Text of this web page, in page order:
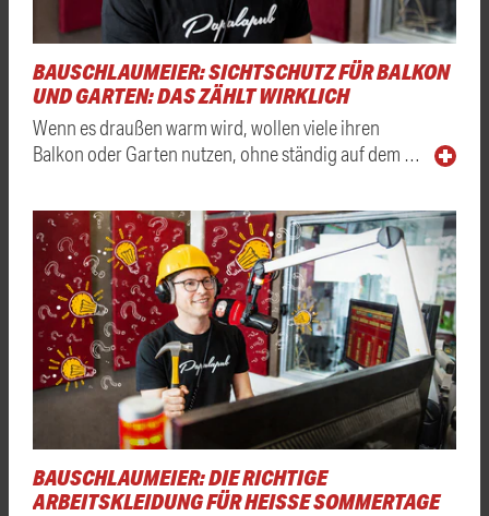
BAUSCHLAUMEIER: SICHTSCHUTZ FÜR BALKON
UND GARTEN: DAS ZÄHLT WIRKLICH
Wenn es draußen warm wird, wollen viele ihren
Balkon oder Garten nutzen, ohne ständig auf dem …
BAUSCHLAUMEIER: DIE RICHTIGE
ARBEITSKLEIDUNG FÜR HEISSE SOMMERTAGE